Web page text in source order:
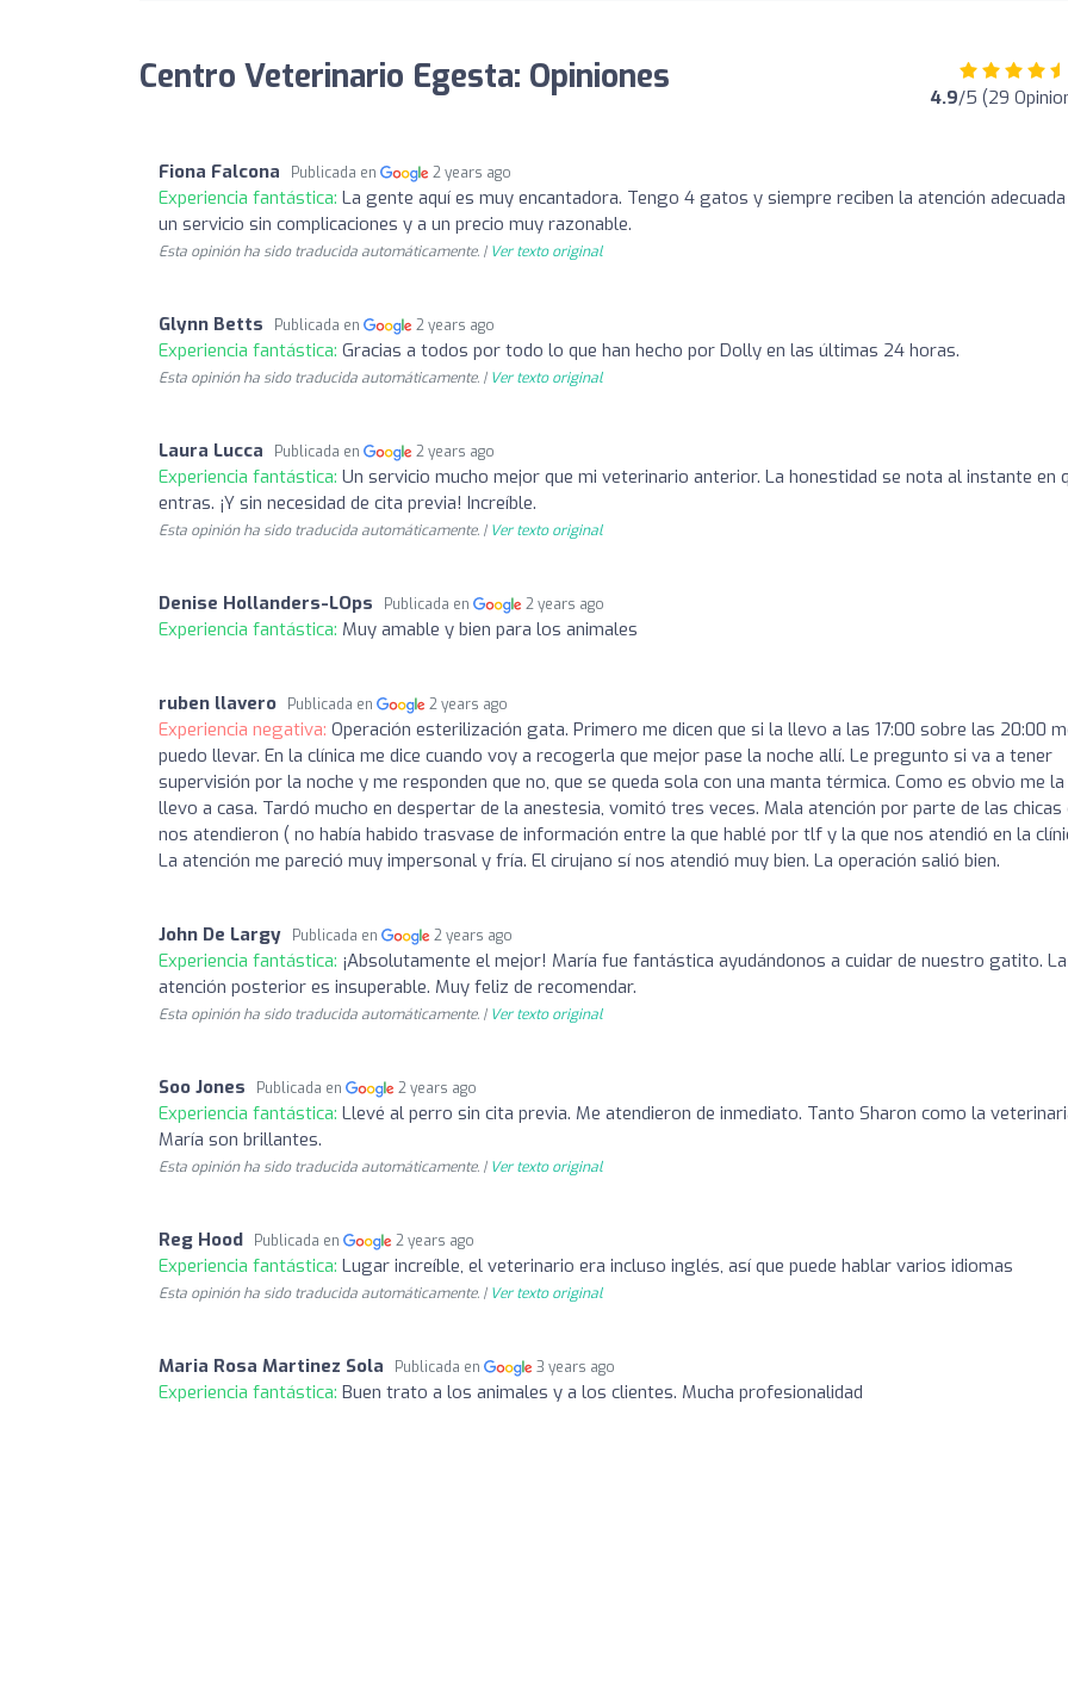
Centro Veterinario Egesta: Opiniones 4.9/5 (29
Fiona Falcona Publicada en 2 years ago
Experiencia fantástica: La gente aquí es muy encantadora. Tengo 4 gatos y siempre reciben la atención
un servicio sin complicaciones y a un precio muy razonable.
Esta opinión ha sido traducida automáticamente. | Ver texto original
Glynn Betts Publicada en 2 years ago
Experiencia fantástica: Gracias a todos por todo lo que han hecho por Dolly en las últimas 24 horas.
Esta opinión ha sido traducida automáticamente. | Ver texto original
Laura Lucca Publicada en 2 years ago
Experiencia fantástica: Un servicio mucho mejor que mi veterinario anterior. La honestidad se nota al instante en
entras. ¡Y sin necesidad de cita previa! Increíble.
Esta opinión ha sido traducida automáticamente. | Ver texto original
Denise Hollanders-LOps Publicada en 2 years ago
Experiencia fantástica: Muy amable y bien para los animales
ruben llavero Publicada en 2 years ago
Experiencia negativa: Operación esterilización gata. Primero me dicen que si la llevo a las 17:00 sobre las 20:00
puedo llevar. En la clínica me dice cuando voy a recogerla que mejor pase la noche allí. Le pregunto si va a tener
supervisión por la noche y me responden que no, que se queda sola con una manta térmica. Como es obvio me la
llevo a casa. Tardó mucho en despertar de la anestesia, vomitó tres veces. Mala atención por parte de las chicas
nos atendieron ( no había habido trasvase de información entre la que hablé por tlf y la que nos atendió en la
La atención me pareció muy impersonal y fría. El cirujano sí nos atendió muy bien. La operación salió bien.
John De Largy Publicada en 2 years ago
Experiencia fantástica: ¡Absolutamente el mejor! María fue fantástica ayudándonos a cuidar de nuestro gatito. La
atención posterior es insuperable. Muy feliz de recomendar.
Esta opinión ha sido traducida automáticamente. | Ver texto original
Soo Jones Publicada en 2 years ago
Experiencia fantástica: Llevé al perro sin cita previa. Me atendieron de inmediato. Tanto Sharon como la
María son brillantes.
Esta opinión ha sido traducida automáticamente. | Ver texto original
Reg Hood Publicada en 2 years ago
Experiencia fantástica: Lugar increíble, el veterinario era incluso inglés, así que puede hablar varios idiomas
Esta opinión ha sido traducida automáticamente. | Ver texto original
Maria Rosa Martinez Sola Publicada en 3 years ago
Experiencia fantástica: Buen trato a los animales y a los clientes. Mucha profesionalidad